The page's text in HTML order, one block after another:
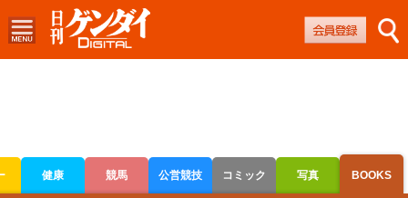
健康 競馬 公営競技 コミック 写真 BOOKS